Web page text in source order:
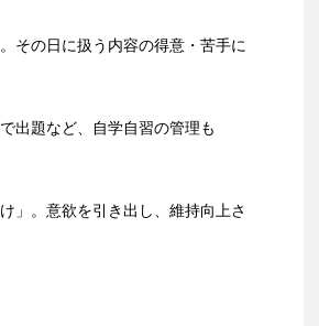
その日に扱う内容の得意・苦手に
出題など、自学自習の管理も
」。意欲を引き出し、維持向上さ